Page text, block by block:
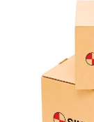
módulos
de módulos